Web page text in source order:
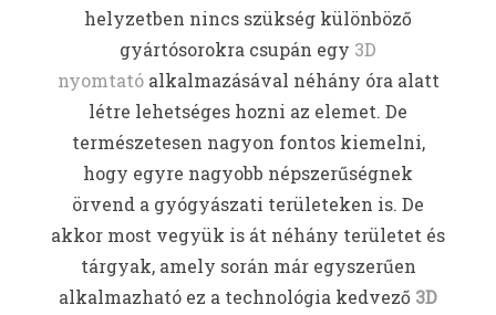
helyzetben nincs szükség különböző
gyártósorokra csupán egy 3D
nyomtatóalkalmazásával néhány óra alatt
létre lehetséges hozni az elemet. De
természetesen nagyon fontos kiemelni,
hogy egyre nagyobb népszerűségnek
örvend a gyógyászati területeken is. De
akkor most vegyük is át néhány területet és
tárgyak, amely során már egyszerűen
alkalmazható ez a technológia kedvező 3D